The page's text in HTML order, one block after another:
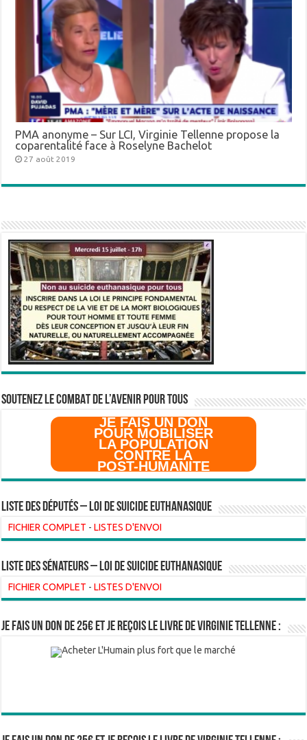
PMA anonyme – Sur LCI, Virginie Tellenne propose la
coparentalité face à Roselyne Bachelot
27 août 2019
SOUTENEZ LE COMBAT DE L’AVenir pour Tous
JE FAIS UN DON
POUR MOBILISER
LA POPULATION
CONTRE LA
POST-HUMANITE
Liste des Députés – Loi de suicide euthanasique
FICHIER COMPLET -LISTES D'ENVOI
liste des sénateurs – loi de suicide euthanasique
FICHIER COMPLET -LISTES D'ENVOI
Je fais un don de 25€ et je reçois le livre de Virginie Tellenne :